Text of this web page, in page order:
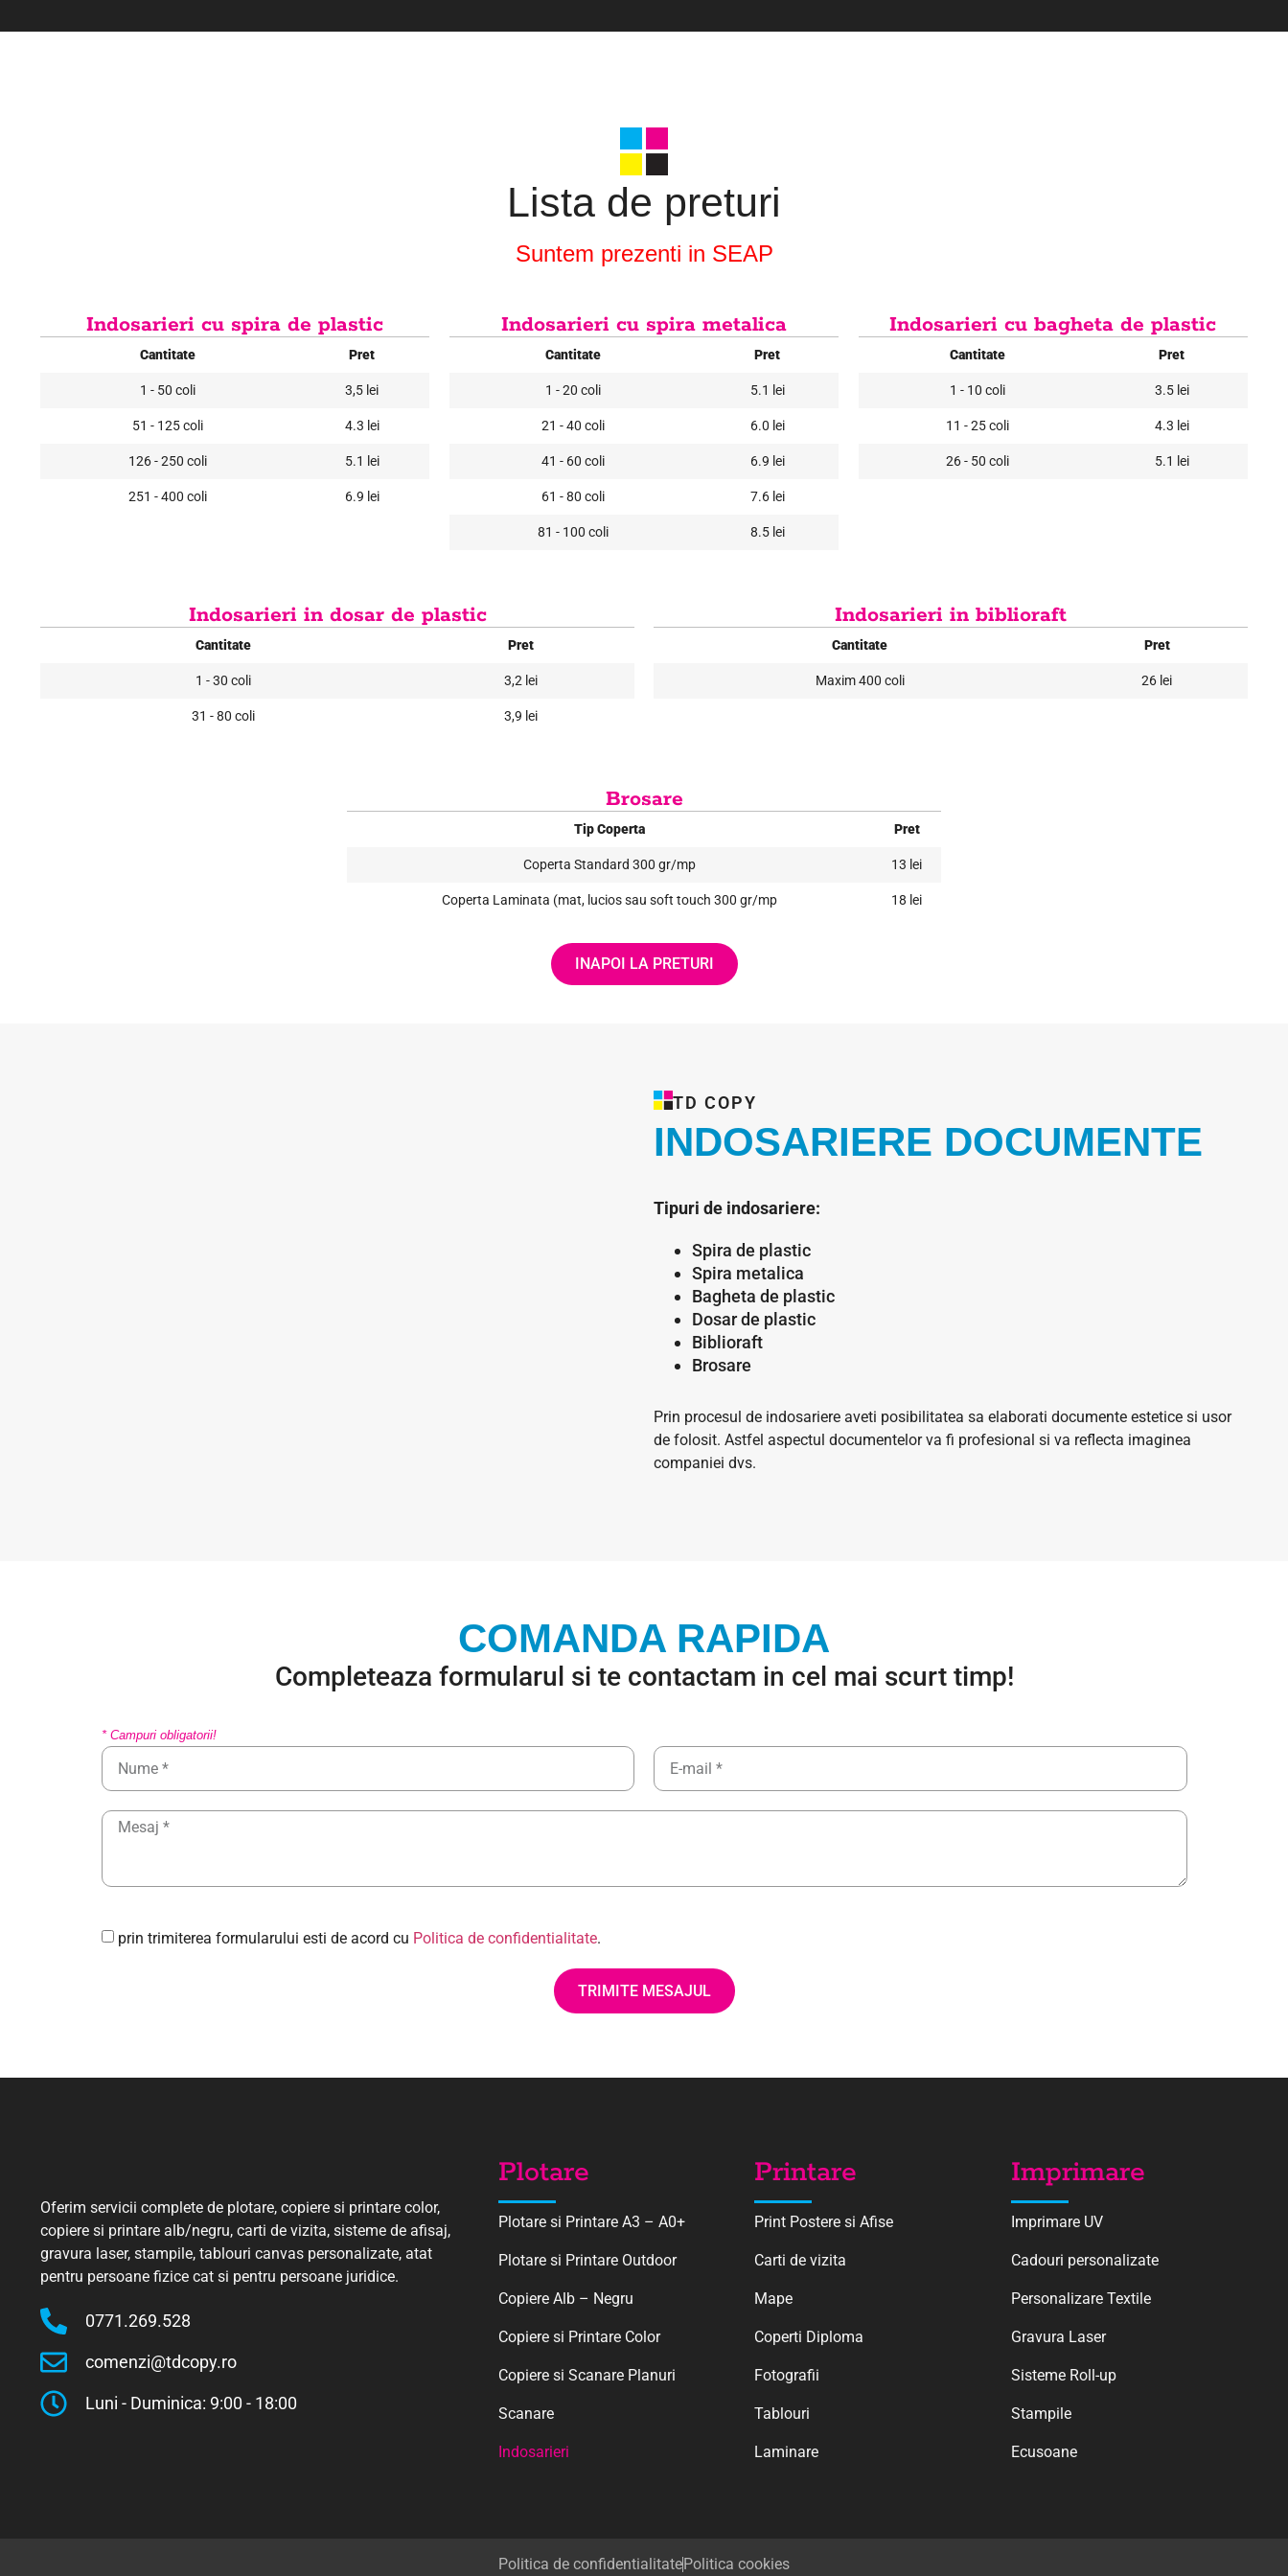
Lista de preturi
Suntem prezenti in SEAP
Indosarieri cu spira de plastic
Cantitate Pret
1 - 50 coli 3,5 lei
51 - 125 coli 4.3 lei
126 - 250 coli 5.1 lei
251 - 400 coli 6.9 lei
Indosarieri cu spira metalica
Cantitate Pret
1 - 20 coli 5.1 lei
21 - 40 coli 6.0 lei
41 - 60 coli 6.9 lei
61 - 80 coli 7.6 lei
81 - 100 coli 8.5 lei
Indosarieri cu bagheta de plastic
Cantitate Pret
1 - 10 coli 3.5 lei
11 - 25 coli 4.3 lei
26 - 50 coli 5.1 lei
Indosarieri in dosar de plastic
Cantitate Pret
1 - 30 coli 3,2 lei
31 - 80 coli 3,9 lei
Indosarieri in biblioraft
Cantitate Pret
Maxim 400 coli 26 lei
Brosare
Tip Coperta Pret
Coperta Standard 300 gr/mp 13 lei
Coperta Laminata (mat, lucios sau soft touch 300 gr/mp 18 lei
INAPOI LA PRETURI
TD COPY
INDOSARIERE DOCUMENTE
Tipuri de indosariere:
Spira de plastic
Spira metalica
Bagheta de plastic
Dosar de plastic
Biblioraft
Brosare
Prin procesul de indosariere aveti posibilitatea sa elaborati documente estetice si usor
de folosit. Astfel aspectul documentelor va fi profesional si va reflecta imaginea
companiei dvs.
COMANDA RAPIDA
Completeaza formularul si te contactam in cel mai scurt timp!
* Campuri obligatorii!
prin trimiterea formularului esti de acord cu Politica de confidentialitate.
TRIMITE MESAJUL
Oferim servicii complete de plotare, copiere si printare color,
copiere si printare alb/negru, carti de vizita, sisteme de afisaj,
gravura laser, stampile, tablouri canvas personalizate, atat
pentru persoane fizice cat si pentru persoane juridice.
0771.269.528
comenzi@tdcopy.ro
Luni - Duminica: 9:00 - 18:00
Plotare
Plotare si Printare A3 – A0+
Plotare si Printare Outdoor
Copiere Alb – Negru
Copiere si Printare Color
Copiere si Scanare Planuri
Scanare
Indosarieri
Printare
Print Postere si Afise
Carti de vizita
Mape
Coperti Diploma
Fotografii
Tablouri
Laminare
Imprimare
Imprimare UV
Cadouri personalizate
Personalizare Textile
Gravura Laser
Sisteme Roll-up
Stampile
Ecusoane
Politica de confidentialitatePolitica cookies